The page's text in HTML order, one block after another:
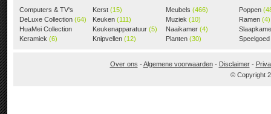
Computers & TV's
(18)
DeLuxe Collection (64)
HuaMei Collection
(205)
Keramiek (6)
Kerst (15)
Keuken (111)
Keukenapparatuur (5)
Knipvellen (12)
Meubels (466)
Muziek (10)
Naaikamer (4)
Planten (30)
Poppen
Ramen (4)
Speelgoed
Over ons -Algemene voorwaarden- Disclaimer-
© Copyright